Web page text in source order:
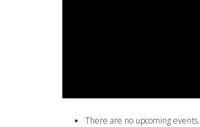
There are no upcoming events.